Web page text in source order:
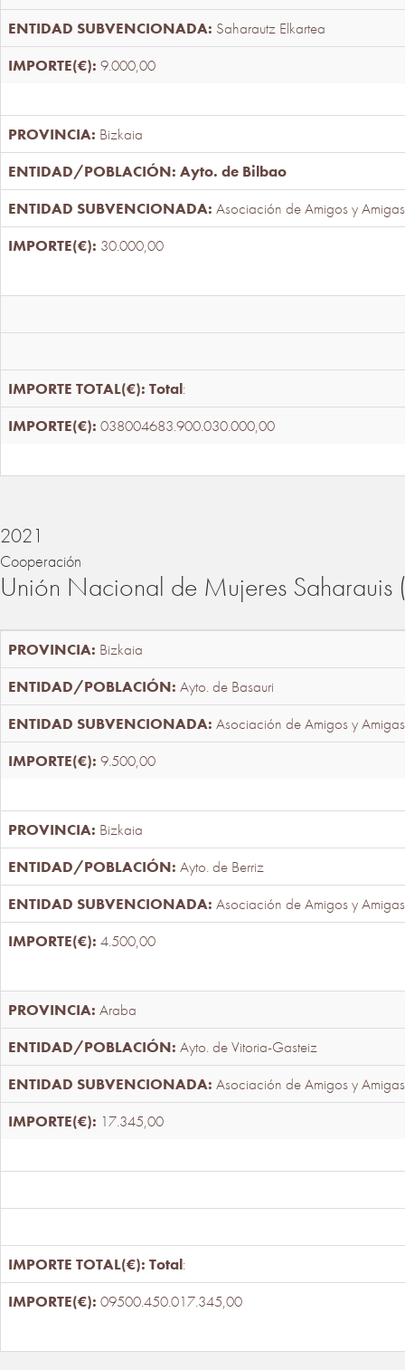
Saharautz Elkartea
9.000,00
Bizkaia
Ayto. de Bilbao
Asociación de Amigos y
30.000,00
Total:
038004683.900.030.000,00
2021
Cooperación
Unión Nacional de Mujeres
Bizkaia
Ayto. de Basauri
Asociación de Amigos y
9.500,00
Bizkaia
Ayto. de Berriz
Asociación de Amigos y
4.500,00
Araba
Ayto. de Vitoria-Gasteiz
Asociación de Amigos y
17.345,00
Total:
09500.450.017.345,00